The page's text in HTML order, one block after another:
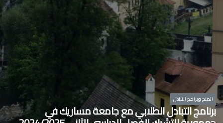
المنح وبرامج التبادل
برنامج التبادل الطلابي مع جامعة مساريك في